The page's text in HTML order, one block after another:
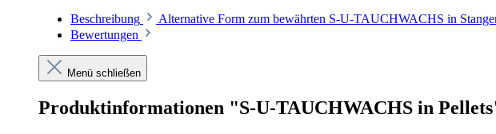
Beschreibung Alternative Form zum bewährten S-U-TAUCHWACHS in
Bewertungen
Menü schließen
Produktinformationen "S-U-TAUCHWACHS in